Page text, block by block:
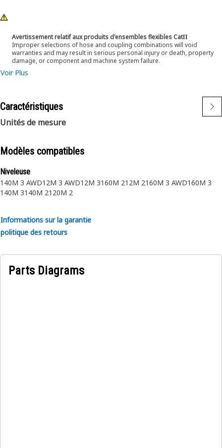
Avertissement relatif aux produits d'ensembles flexibles CatΠ
Improper selections of hose and coupling combinations will void
warranties and may result in serious personal injury or death, property
damage, or component and machine system failure.
Voir Plus
Caractéristiques
Unités de mesure
Modèles compatibles
Niveleuse
140M 3 AWD12M 3 AWD12M 3160M 212M 2160M 3 AWD160M 3
140M 3140M 2120M 2
Informations sur la garantie
politique des retours
Parts Diagrams